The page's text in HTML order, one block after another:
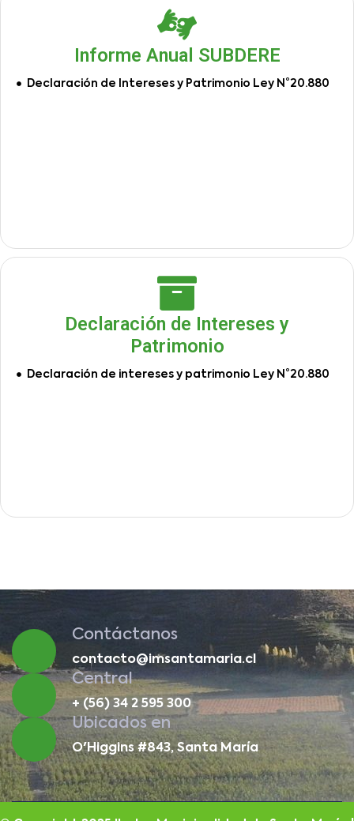
Informe Anual SUBDERE
Declaración de Intereses y Patrimonio Ley N°20.880
Declaración de Intereses y
Patrimonio
Declaración de intereses y patrimonio Ley N°20.880
Contáctanos
contacto@imsantamaria.cl
Central
+ (56) 34 2 595 300
Ubicados en
O'Higgins #843, Santa María